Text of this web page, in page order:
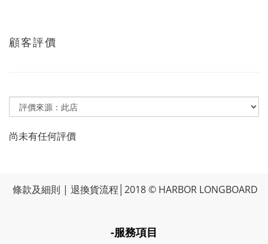
顧客評價
尚未有任何評價
條款及細則 | 退換貨流程 │2018 © HARBOR LONGBOARD
-服務項目